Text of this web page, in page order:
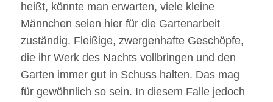
heißt, könnte man erwarten, viele kleine
Männchen seien hier für die Gartenarbeit
zuständig. Fleißige, zwergenhafte Geschöpfe,
die ihr Werk des Nachts vollbringen und den
Garten immer gut in Schuss halten. Das mag
für gewöhnlich so sein. In diesem Falle jedoch